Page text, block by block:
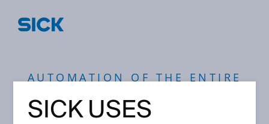
AUTOMATION OF THE ENTIRE
PRODUCTION
SICK USES